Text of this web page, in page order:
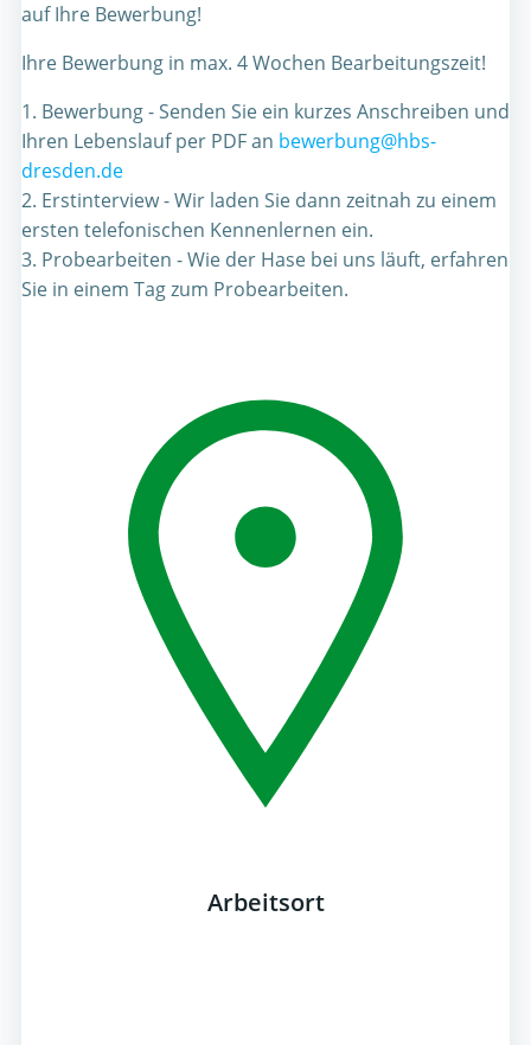
auf Ihre Bewerbung!
Ihre Bewerbung in max. 4 Wochen Bearbeitungszeit!
1. Bewerbung - Senden Sie ein kurzes Anschreiben und
Ihren Lebenslauf per PDF an bewerbung@hbs-
dresden.de
2. Erstinterview - Wir laden Sie dann zeitnah zu einem
ersten telefonischen Kennenlernen ein.
3. Probearbeiten - Wie der Hase bei uns läuft, erfahren
Sie in einem Tag zum Probearbeiten.
Arbeitsort